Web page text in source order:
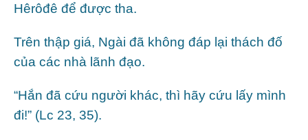
Hêrôđê để được tha.
Trên thập giá, Ngài đã không đáp lại thách đố
của các nhà lãnh đạo.
“Hắn đã cứu người khác, thì hãy cứu lấy mình
đi!” (Lc 23, 35).